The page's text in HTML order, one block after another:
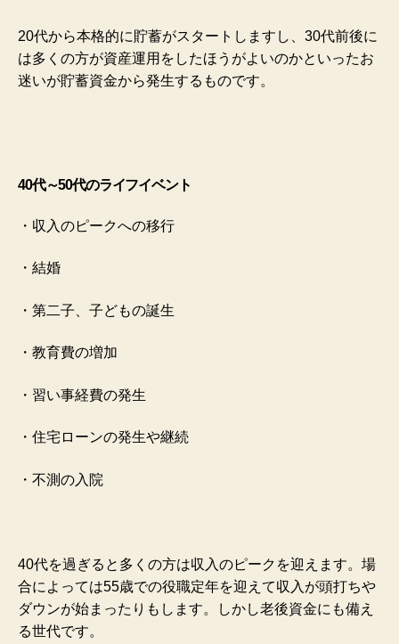
20代から本格的に貯蓄がスタートしますし、30代前後に
は多くの方が資産運用をしたほうがよいのかといったお
迷いが貯蓄資金から発生するものです。
40代～50代のライフイベント
・収入のピークへの移行
・結婚
・第二子、子どもの誕生
・教育費の増加
・習い事経費の発生
・住宅ローンの発生や継続
・不測の入院
40代を過ぎると多くの方は収入のピークを迎えます。場
合によっては55歳での役職定年を迎えて収入が頭打ちや
ダウンが始まったりもします。しかし老後資金にも備え
る世代です。